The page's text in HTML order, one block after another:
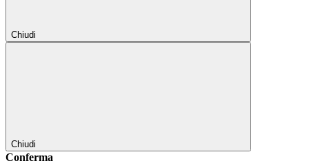
Chiudi
Chiudi
Conferma